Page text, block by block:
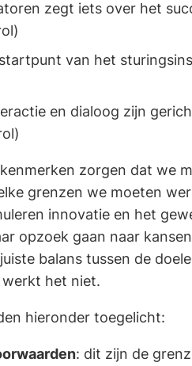
zegt iets over het
van het
en dialoog zijn
kenmerken zorgen dat we
grenzen we moeten
innovatie en het
opzoek gaan naar
balans tussen de
werkt het niet.
hieronder toegelicht:
: dit zijn de